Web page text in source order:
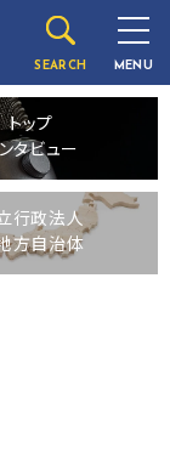
SEARCH MENU
トップ
タビュー
行政法人
方自治体